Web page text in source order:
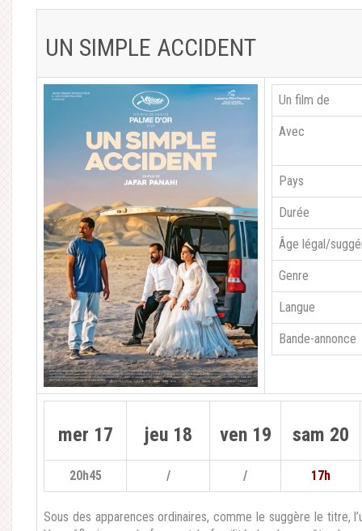
UN SIMPLE ACCIDENT
Un film de
Avec
Pays
Durée
Âge légal/
Genre
Langue
Bande-annonce
mer 17 jeu 18 ven 19 sam 20
20h45 / / 17h
Sous des apparences ordinaires, comme le suggère le titre,